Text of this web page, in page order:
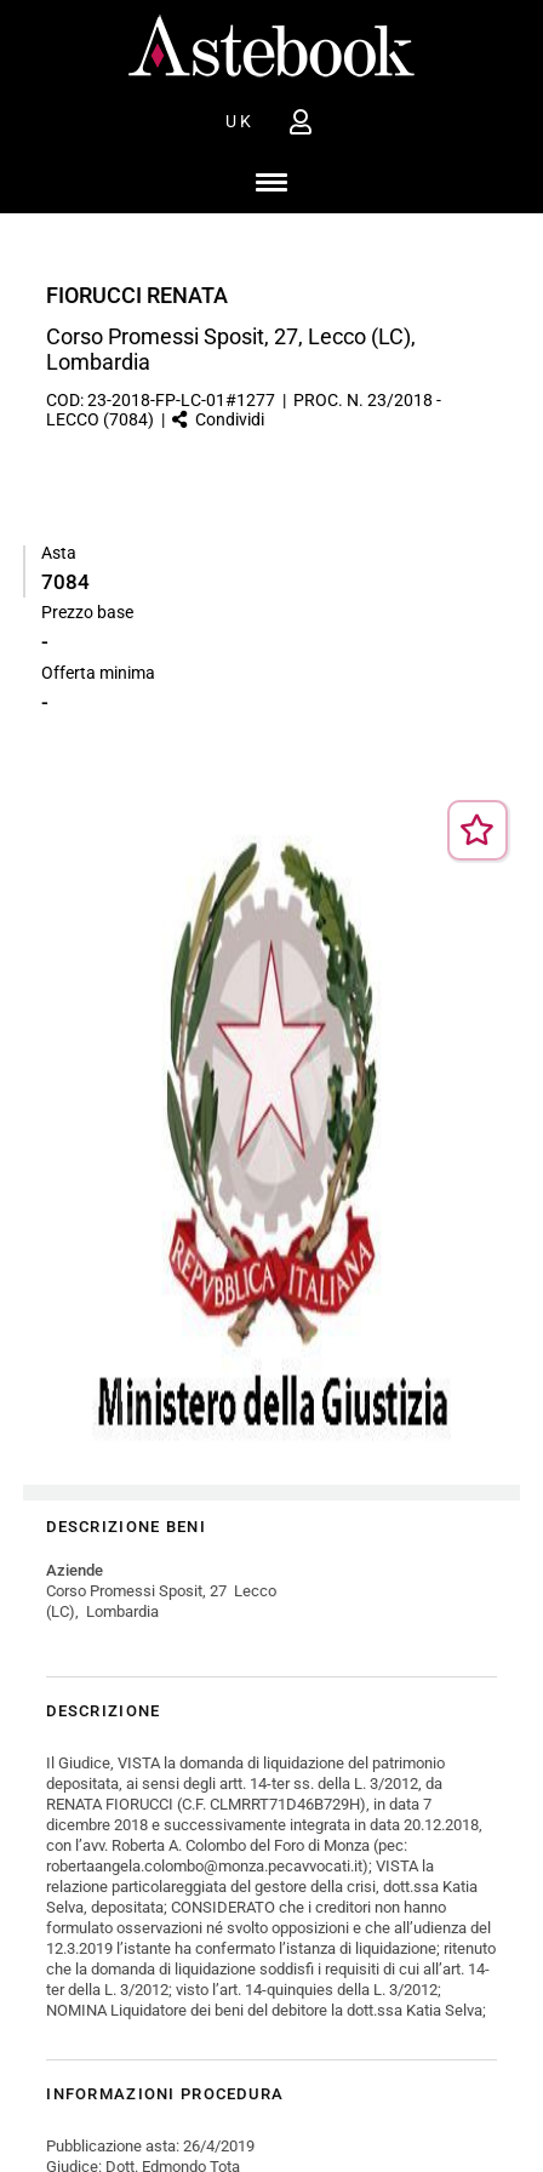
UK
FIORUCCI RENATA
Corso Promessi Sposit, 27, Lecco (LC),
Lombardia
COD: 23-2018-FP-LC-01#1277 | PROC. N. 23/2018 -
LECCO (7084) |
Condividi
Asta
7084
Prezzo base
-
Offerta minima
-
DESCRIZIONE BENI
Aziende
Corso Promessi Sposit, 27 Lecco
(LC), Lombardia
DESCRIZIONE
Il Giudice, VISTA la domanda di liquidazione del patrimonio
depositata, ai sensi degli artt. 14-ter ss. della L. 3/2012, da
RENATA FIORUCCI (C.F. CLMRRT71D46B729H), in data 7
dicembre 2018 e successivamente integrata in data 20.12.2018,
con l’avv. Roberta A. Colombo del Foro di Monza (pec:
robertaangela.colombo@monza.pecavvocati.it); VISTA la
relazione particolareggiata del gestore della crisi, dott.ssa Katia
Selva, depositata; CONSIDERATO che i creditori non hanno
formulato osservazioni né svolto opposizioni e che all’udienza del
12.3.2019 l’istante ha confermato l’istanza di liquidazione; ritenuto
che la domanda di liquidazione soddisfi i requisiti di cui all’art. 14-
ter della L. 3/2012; visto l’art. 14-quinquies della L. 3/2012;
NOMINA Liquidatore dei beni del debitore la dott.ssa Katia Selva;
INFORMAZIONI PROCEDURA
Pubblicazione asta: 26/4/2019
Giudice: Dott. Edmondo Tota